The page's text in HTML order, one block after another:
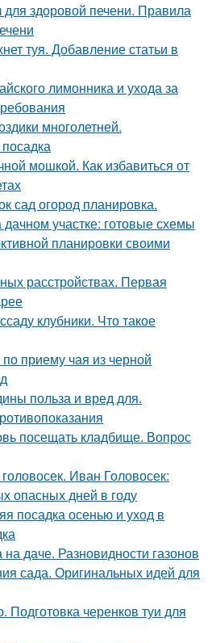
здоровой печени. Правила
туя. Добавление статьи в
лимонника и ухода за
многолетней.
мошкой. Как избавиться от
сад огород планировка.
участке: готовые схемы
планировки своими
расстройствах. Первая
клубники. Что такое
приему чая из черной
польза и вред для.
посещать кладбище. Вопрос
Иван Головосек:
опасных дней в году
посадка осенью и уход в
даче. Разновидности газонов
сада. Оригинальных идей для
Подготовка черенков туи для